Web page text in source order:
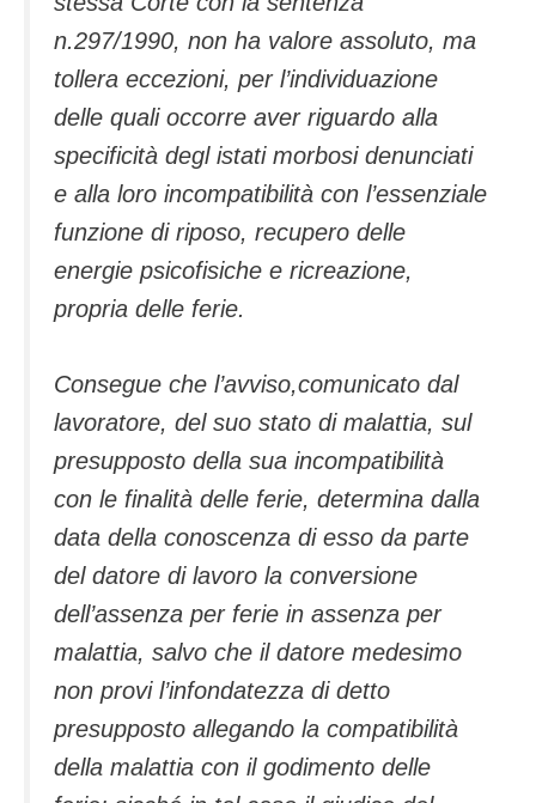
n.297/1990, non ha valore assoluto, ma
tollera eccezioni, per l’individuazione
delle quali occorre aver riguardo alla
specificità degl istati morbosi denunciati
e alla loro incompatibilità con l’essenziale
funzione di riposo, recupero delle
energie psicofisiche e ricreazione,
propria delle ferie.
Consegue che l’avviso,comunicato dal
lavoratore, del suo stato di malattia, sul
presupposto della sua incompatibilità
con le finalità delle ferie, determina dalla
data della conoscenza di esso da parte
del datore di lavoro­ la conversione
dell’assenza per ferie in assenza per
malattia, salvo che il datore medesimo
non provi l’infondatezza di detto
presupposto allegando la compatibilità
della malattia con il godimento delle